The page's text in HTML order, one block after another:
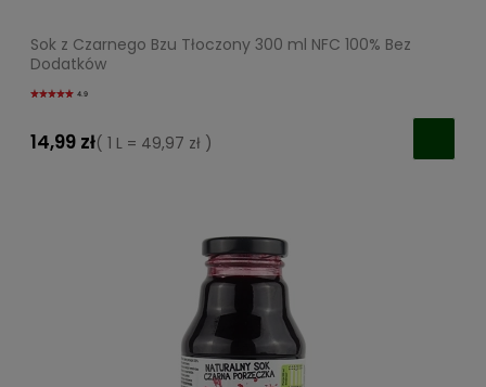
Sok z Czarnego Bzu Tłoczony 300 ml NFC 100% Bez
Dodatków
4.9
14,99 zł( 1 L = 49,97 zł )